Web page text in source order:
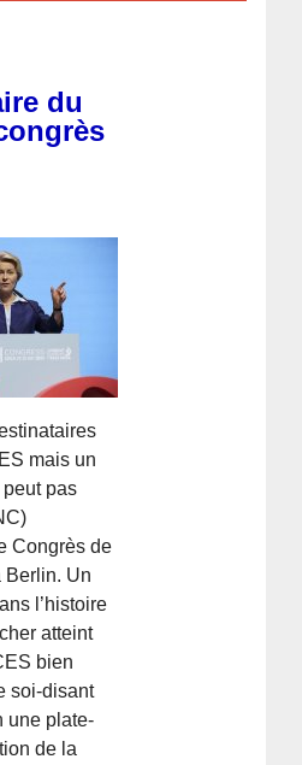
du
mais un
pas
Congrès de
Berlin. Un
l’histoire
atteint
bien
soi-disant
une plate-
de la